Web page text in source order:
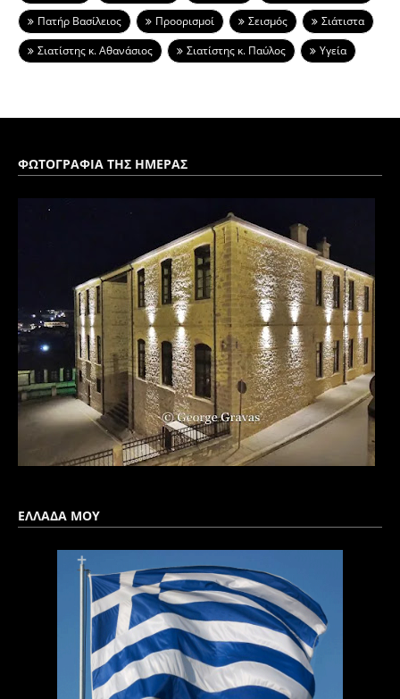
Πατήρ Βασίλειος
Προορισμοί Σεισμός
Σιάτιστα
Σιατίστης κ. Αθανάσιος
Σιατίστης κ. Παύλος Υγεία
ΦΩΤΟΓΡΑΦΙΑ ΤΗΣ ΗΜΕΡΑΣ
ΕΛΛΑΔΑ ΜΟΥ